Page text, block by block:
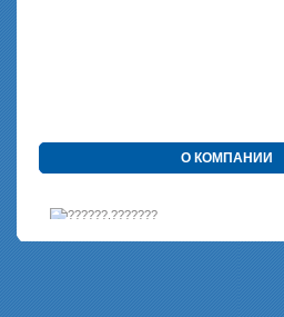
О КОМПАНИИ
•